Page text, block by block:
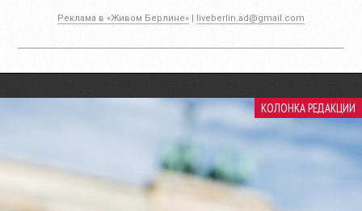
Реклама в «Живом Берлине» liveberlin.ad@gmail.com
КОЛОНКА РЕДАКЦИИ